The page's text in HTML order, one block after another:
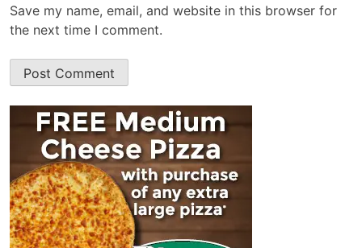
Save my name, email, and website in this browser for
the next time I comment.